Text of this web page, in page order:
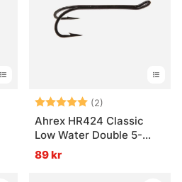
Betyg: (2)
Ahrex HR424 Classic
Low Water Double 5-
pack
89 kr